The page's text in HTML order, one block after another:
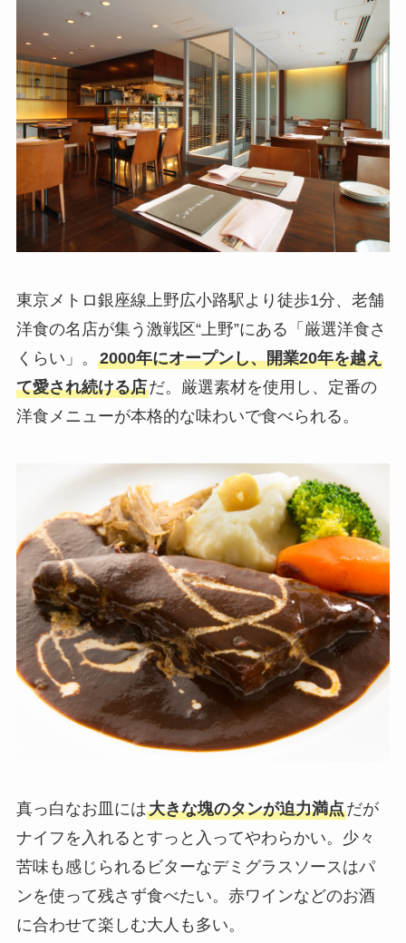
東京メトロ銀座線上野広小路駅より徒歩1分、老舗
洋食の名店が集う激戦区“上野”にある「厳選洋食さ
くらい」。 2000年にオープンし、開業20年を越え
て愛され続ける店だ。厳選素材を使用し、定番の
洋食メニューが本格的な味わいで食べられる。
真っ白なお皿には大きな塊のタンが迫力満点だが
ナイフを入れるとすっと入ってやわらかい。少々
苦味も感じられるビターなデミグラスソースはパ
ンを使って残さず食べたい。赤ワインなどのお酒
に合わせて楽しむ大人も多い。